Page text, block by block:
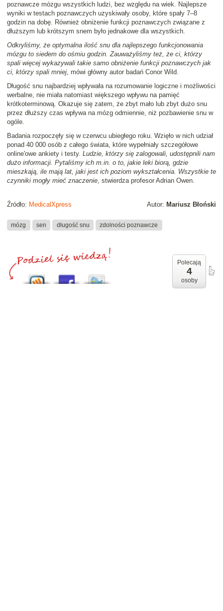
poznawcze mózgu wszystkich ludzi, bez względu na wiek. Najlepsze
wyniki w testach poznawczych uzyskiwały osoby, które spały 7–8
godzin na dobę. Również obniżenie funkcji poznawczych związane z
dłuższym lub krótszym snem było jednakowe dla wszystkich.
Odkryliśmy, że optymalna ilość snu dla najlepszego funkcjonowania
mózgu to siedem do ośmiu godzin. Zauważyliśmy też, że ci, którzy
spali więcej wykazywali takie samo obniżenie funkcji poznawczych jak
ci, którzy spali mniej, mówi główny autor badań Conor Wild.
Długość snu najbardziej wpływała na rozumowanie logiczne i możliwości
werbalne, nie miała natomiast większego wpływu na pamięć
krótkoterminową. Okazuje się zatem, że zbyt mało lub zbyt dużo snu
przez dłuższy czas wpływa na mózg odmiennie, niż pozbawienie snu w
ogóle.
Badania rozpoczęły się w czerwcu ubiegłego roku. Wzięło w nich udział
ponad 40 000 osób z całego świata, które wypełniały szczegółowe
online'owe ankiety i testy. Ludzie, którzy się zalogowali, udostępnili nam
dużo informacji. Pytaliśmy ich m.in. o to, jakie leki biorą, gdzie
mieszkają, ile mają lat, jaki jest ich poziom wykształcenia. Wszystkie te
czynniki mogły mieć znaczenie, stwierdza profesor Adrian Owen.
Autor: Mariusz Błoński
Źródło: MedicalXpress
mózg sen długość snu zdolności poznawcze
Polecają
4
osoby